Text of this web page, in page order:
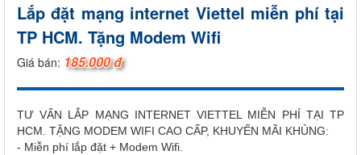
Lắp đặt mạng internet Viettel miễn phí tại
TP HCM. Tặng Modem Wifi
Giá bán: 185.000 đ
TƯ VẤN LẮP MẠNG INTERNET VIETTEL MIỄN PHÍ TẠI TP
HCM. TẶNG MODEM WIFI CAO CẤP, KHUYẾN MÃI KHỦNG:
- Miễn phí lắp đặt + Modem Wifi.